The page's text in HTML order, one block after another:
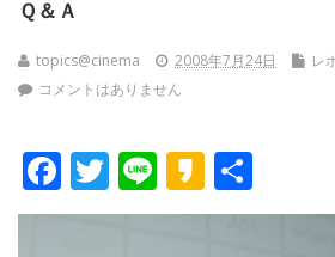
Ｑ＆Ａ
topics@cinema 2008年7月24日
レ
コメントはありません
F
ac
T
w
Li
n
K
a 有